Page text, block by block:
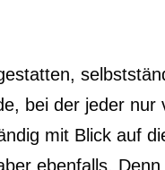
bei der jeder
mit Blick auf
ebenfalls.